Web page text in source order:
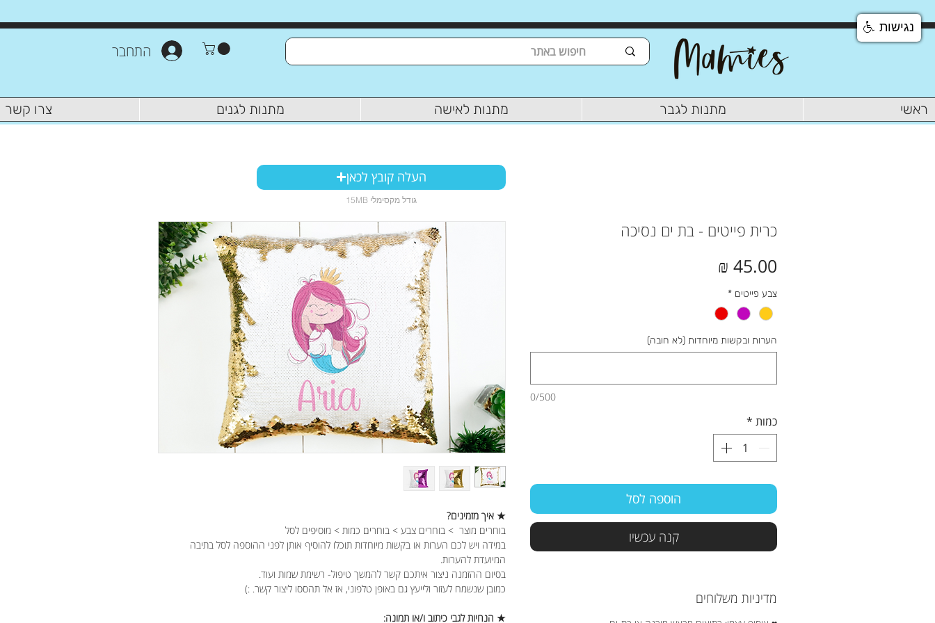
התחבר
ראשי מתנות לגבר מתנות לאישה מתנות לגנים צרו קשר
★ איך מזמינים?
בוחרים מוצר > בוחרים צבע > בוחרים כמות > מוסיפים לסל
במידה ויש לכם הערות או בקשות מיוחדות תוכלו להוסיף אותן לפני ההוספה לסל בתיבה
המיועדת להערות.
בסיום ההזמנה ניצור איתכם קשר להמשך טיפול- רשימת שמות ועוד.
כמובן שנשמח לעזור ולייעץ גם באופן טלפוני, אז אל תהססו ליצור קשר. :)
★ הנחיות לגבי כיתוב ו/או תמונה:
כרית פייטים - בת ים נסיכה
צבע פייטים *
הערות ובקשות מיוחדות (לא חובה)
0/500
כמות *
הוספה לסל
קנה עכשיו
מדיניות משלוחים
העלה קובץ לכאן
15MB גודל מקסימלי
נגישות